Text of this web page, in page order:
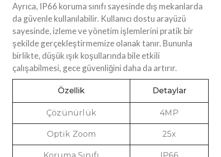
Ayrıca, IP66 koruma sınıfı sayesinde dış mekanlarda
da güvenle kullanılabilir. Kullanıcı dostu arayüzü
sayesinde, izleme ve yönetim işlemlerini pratik bir
şekilde gerçekleştirmemize olanak tanır. Bununla
birlikte, düşük ışık koşullarında bile etkili
çalışabilmesi, gece güvenliğini daha da artırır.
Özellik Detaylar
Çözünürlük 4MP
Optik Zoom 25x